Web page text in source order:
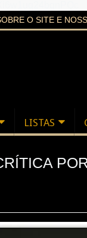
O SITE E
LISTAS